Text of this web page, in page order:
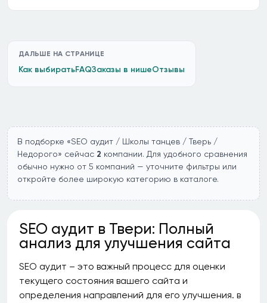
ДАЛЬШЕ НА СТРАНИЦЕ
Как выбиратьFAQЗаказы в нишеОтзывы
В подборке «SEO аудит / Школы танцев / Тверь /
Недорого» сейчас 2 компании. Для удобного сравнения
обычно нужно от 5 компаний — уточните фильтры или
откройте более широкую категорию в каталоге.
SEO аудит в Твери: Полный
анализ для улучшения сайта
SEO аудит – это важный процесс для оценки
текущего состояния вашего сайта и
определения направлений для его улучшения. в